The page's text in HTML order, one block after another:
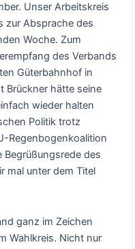
Unser Arbeitskreis
zur Absprache des
Woche. Zum
des Verbands
Güterbahnhof in
Brückner hätte seine
wieder halten
Politik trotz
Regenbogenkoalition
Begrüßungsrede des
mal unter dem Titel
ganz im Zeichen
Wahlkreis. Nicht nur